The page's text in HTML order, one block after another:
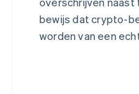
bewijs dat crypto-
worden van een